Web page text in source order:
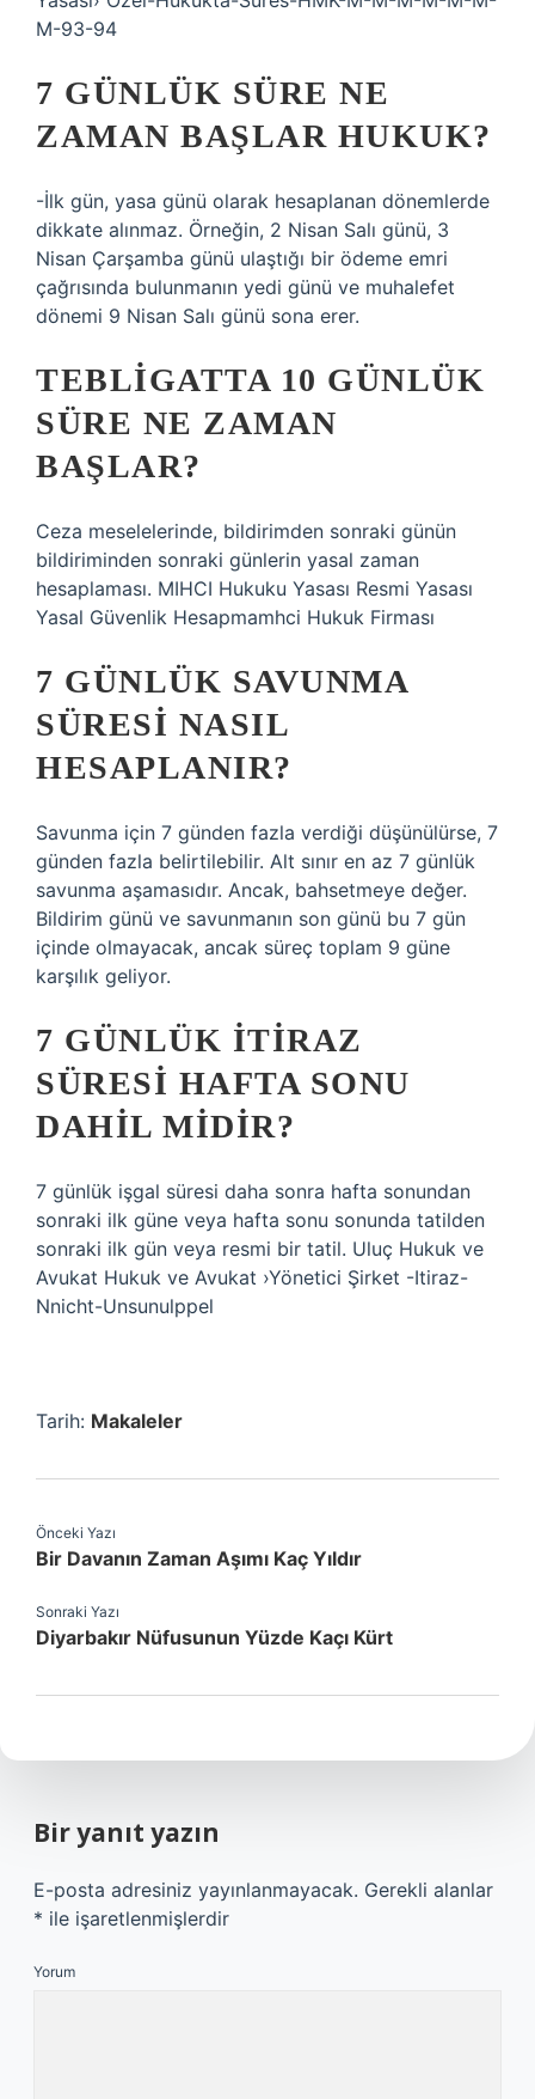
M-93-94
7 GÜNLÜK SÜRE NE
ZAMAN BAŞLAR HUKUK?
-İlk gün, yasa günü olarak hesaplanan dönemlerde
dikkate alınmaz. Örneğin, 2 Nisan Salı günü, 3
Nisan Çarşamba günü ulaştığı bir ödeme emri
çağrısında bulunmanın yedi günü ve muhalefet
dönemi 9 Nisan Salı günü sona erer.
TEBLIGATTA 10 GÜNLÜK
SÜRE NE ZAMAN
BAŞLAR?
Ceza meselelerinde, bildirimden sonraki günün
bildiriminden sonraki günlerin yasal zaman
hesaplaması. MIHCI Hukuku Yasası Resmi Yasası
Yasal Güvenlik Hesapmamhci Hukuk Firması
7 GÜNLÜK SAVUNMA
SÜRESI NASIL
HESAPLANIR?
Savunma için 7 günden fazla verdiği düşünülürse, 7
günden fazla belirtilebilir. Alt sınır en az 7 günlük
savunma aşamasıdır. Ancak, bahsetmeye değer.
Bildirim günü ve savunmanın son günü bu 7 gün
içinde olmayacak, ancak süreç toplam 9 güne
karşılık geliyor.
7 GÜNLÜK ITIRAZ
SÜRESI HAFTA SONU
DAHIL MIDIR?
7 günlük işgal süresi daha sonra hafta sonundan
sonraki ilk güne veya hafta sonu sonunda tatilden
sonraki ilk gün veya resmi bir tatil. Uluç Hukuk ve
Avukat Hukuk ve Avukat ›Yönetici Şirket -Itiraz-
Nnicht-Unsunulppel
Tarih: Makaleler
Önceki Yazı
Bir Davanın Zaman Aşımı Kaç Yıldır
Sonraki Yazı
Diyarbakır Nüfusunun Yüzde Kaçı Kürt
Bir yanıt yazın
E-posta adresiniz yayınlanmayacak. Gerekli alanlar
* ile işaretlenmişlerdir
Yorum